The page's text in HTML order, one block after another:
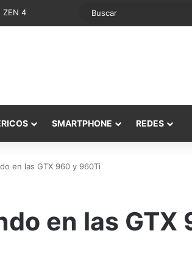
ZEN 4
SMARTPHONE REDES
en las GTX 960 y 960Ti
en las GTX